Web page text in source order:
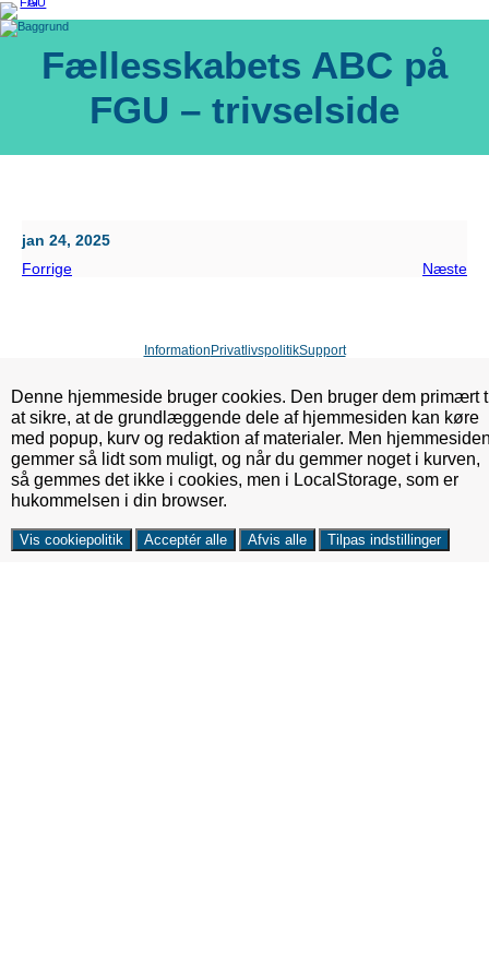
Spring
til
indhold
Fællesskabets ABC på
FGU – trivselside
jan 24, 2025
Forrige
Næste
Information PrivatlivspolitikSupport
Denne hjemmeside bruger cookies. Den bruger dem primært
at sikre, at de grundlæggende dele af hjemmesiden kan køre
med popup, kurv og redaktion af materialer. Men
gemmer så lidt som muligt, og når du gemmer noget i kurven,
så gemmes det ikke i cookies, men i LocalStorage, som er
hukommelsen i din browser.
Vis cookiepolitik Acceptér alle Afvis alle Tilpas indstillinger